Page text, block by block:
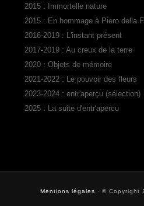
2015 : Immortelle nature
2015 : En hommage à Piero della
2016-2019 : L'instant présent
2017-2019 : Au creux de la terre
2020 : Objets de mémoire
2021-2022 : Le pouvoir des fleurs
2023-2024 : entr'aperçu (sélection)
2025 : La suite d'entr'apercu
Mentions légales · © Copyright